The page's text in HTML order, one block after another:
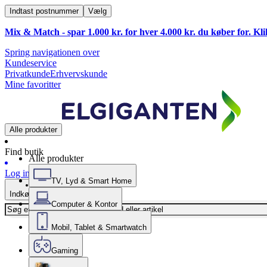
Indtast postnummer Vælg
Mix & Match - spar 1.000 kr. for hver 4.000 kr. du køber for.
Spring navigationen over
Kundeservice
PrivatkundeErhvervskunde
Mine favoritter
Alle produkter
Find butik
Log ind
Indkøbskurv
Alle produkter
TV, Lyd & Smart Home
Computer & Kontor
Mobil, Tablet & Smartwatch
Gaming